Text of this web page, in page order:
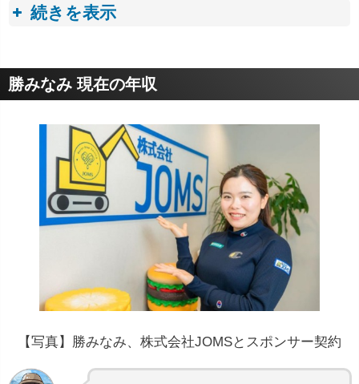
続きを表示
収入トピック
■ プロゴルフ選手の年収・収入事情
円
約3,497
中央値は740万円~950万円
勝みなみ 現在の年収
【写真】勝みなみ、株式会社JOMSとスポンサー契約